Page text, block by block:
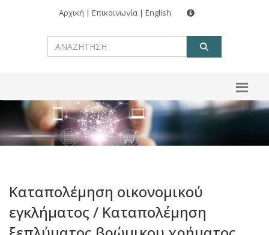
Αρχική | Επικοινωνία | English
Καταπολέμηση οικονομικού
εγκλήματος / Καταπολέμηση